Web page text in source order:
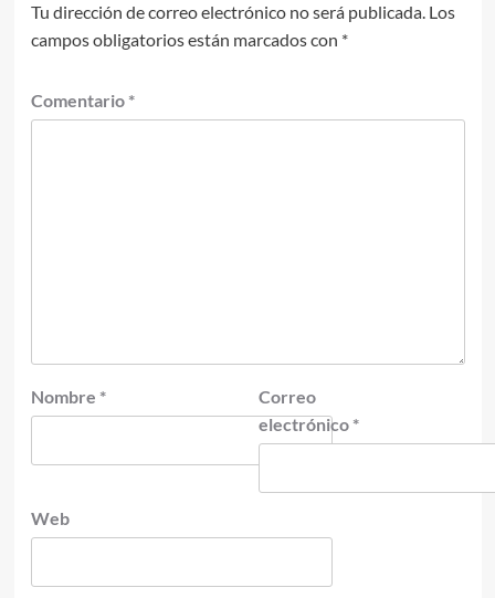
Tu dirección de correo electrónico no será publicada. Los
campos obligatorios están marcados con *
Comentario *
Nombre *
Correo
electrónico *
Web